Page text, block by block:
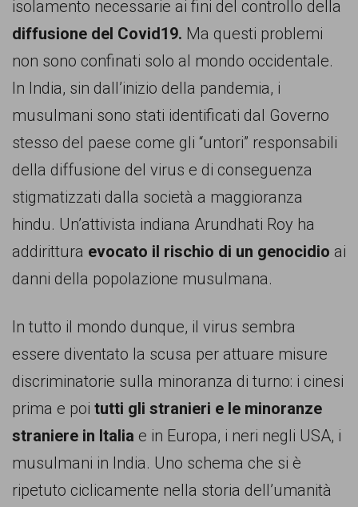
isolamento necessarie ai fini del controllo della
diffusione del Covid19. Ma questi problemi
non sono confinati solo al mondo occidentale.
In India, sin dall’inizio della pandemia, i
musulmani sono stati identificati dal Governo
stesso del paese come gli “untori” responsabili
della diffusione del virus e di conseguenza
stigmatizzati dalla società a maggioranza
hindu. Un’attivista indiana Arundhati Roy ha
addirittura evocato il rischio di un genocidio ai
danni della popolazione musulmana.
In tutto il mondo dunque, il virus sembra
essere diventato la scusa per attuare misure
discriminatorie sulla minoranza di turno: i cinesi
prima e poi tutti gli stranieri e le minoranze
straniere in Italia e in Europa, i neri negli USA, i
musulmani in India. Uno schema che si è
ripetuto ciclicamente nella storia dell’umanità